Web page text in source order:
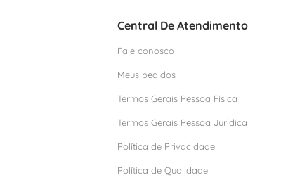
Central De Atendimento
Fale conosco
Meus pedidos
Termos Gerais Pessoa Física
Termos Gerais Pessoa Jurídica
Política de Privacidade
Política de Qualidade